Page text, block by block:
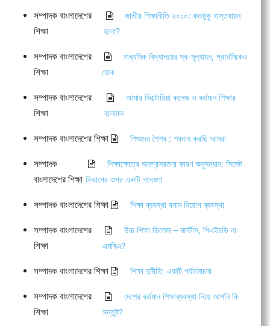
সম্পাদক বাংলাদেশের
শিক্ষা
জাতীয় শিক্ষানীতি ২০১০: কতটুকু বাস্তবায়ন
হলো?
সম্পাদক বাংলাদেশের
শিক্ষা
মাধ্যমিক বিদ্যালয়ের স্ব-মূল্যায়ন, প্রাথমিকেও
হোক
সম্পাদক বাংলাদেশের
শিক্ষা
আমার ভিক্টোরিয়া কলেজ ও বর্তমান শিক্ষার
হালচাল
সম্পাদক বাংলাদেশের শিক্ষা শিশুদের শৈশব : শবদাহ করছি আমরা
সম্পাদক
বাংলাদেশের শিক্ষা
শিক্ষাক্ষেত্রে অনগ্রসরতার কারণ অনুসন্ধান: সিলেট
বিভাগের ওপর একটি গবেষণা
সম্পাদক বাংলাদেশের শিক্ষা শিক্ষা ব্যবস্থা বনাম নিয়োগ ব্যবস্থা
সম্পাদক বাংলাদেশের
শিক্ষা
উচ্চ শিক্ষা ডিলেমা – মার্স্টাস, পিএইচডি না
এমবিএ?
সম্পাদক বাংলাদেশের শিক্ষা শিক্ষা দুর্নীতি: একটি পর্যালোচনা
সম্পাদক বাংলাদেশের
শিক্ষা
দেশের বর্তমান শিক্ষাব্যবস্থা নিয়ে আপনি কি
সন্তুষ্ট?